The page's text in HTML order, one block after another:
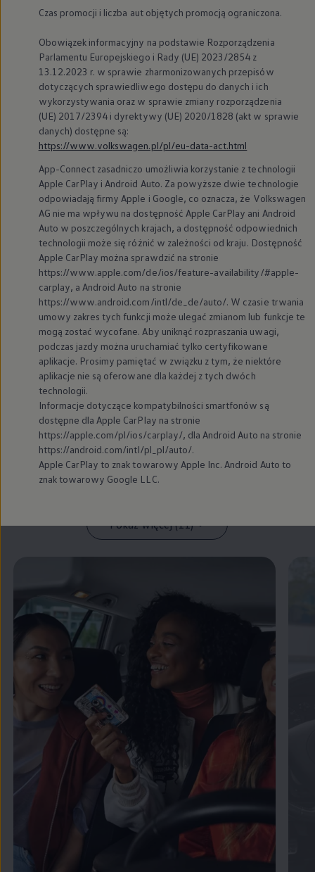
Golf 4
Umów wizytę
Strona Główna Serwis, akcesoria i aktualizacje
Strefa kierowcy
Starsze modele i generacje – archiwum oraz dane techniczne
Samochody kompaktowe
Golf 4
Golf 4 typ 1J (1997–2004) jest
dostępny w wielu wersjach
wykończenia i edycjach specjalnych, z
różnymi wariantami wyposażenia
technicznego oraz detalami w
wyglądzie.
Wersje wyposażenia iedycje
specjalne
Golf Basic
Golf Trendline
Golf Comfortline
Golf Highline
Pokaż więcej (11)
Czas promocji i liczba aut objętych promocją ograniczona.
Obowiązek informacyjny na podstawie Rozporządzenia
Parlamentu Europejskiego i Rady (UE) 2023/2854 z
13.12.2023 r. w sprawie zharmonizowanych przepisów
dotyczących sprawiedliwego dostępu do danych i ich
wykorzystywania oraz w sprawie zmiany rozporządzenia
(UE) 2017/2394 i dyrektywy (UE) 2020/1828 (akt w sprawie
danych) dostępne są:
https://www.volkswagen.pl/pl/eu-data-act.html
App-Connect zasadniczo umożliwia korzystanie z technologii
Apple CarPlay i Android Auto. Za powyższe dwie technologie
odpowiadają firmy Apple i Google, co oznacza, że Volkswagen
AG nie ma wpływu na dostępność Apple CarPlay ani Android
Auto w poszczególnych krajach, a dostępność odpowiednich
technologii może się różnić w zależności od kraju. Dostępność
Apple CarPlay można sprawdzić na stronie
https://www.apple.com/de/ios/feature-availability/#apple-
carplay, a Android Auto na stronie
https://www.android.com/intl/de_de/auto/. W czasie trwania
umowy zakres tych funkcji może ulegać zmianom lub funkcje te
mogą zostać wycofane. Aby uniknąć rozpraszania uwagi,
podczas jazdy można uruchamiać tylko certyfikowane
aplikacje. Prosimy pamiętać w związku z tym, że niektóre
aplikacje nie są oferowane dla każdej z tych dwóch
technologii.
Informacje dotyczące kompatybilności smartfonów są
dostępne dla Apple CarPlay na stronie
https://apple.com/pl/ios/carplay/, dla Android Auto na stronie
https://android.com/intl/pl_pl/auto/.
Apple CarPlay to znak towarowy Apple Inc. Android Auto to
znak towarowy Google LLC.